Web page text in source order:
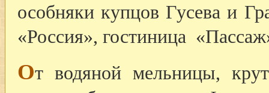
особняки купцов Гусева и
«Россия», гостиница
От водяной мельницы,